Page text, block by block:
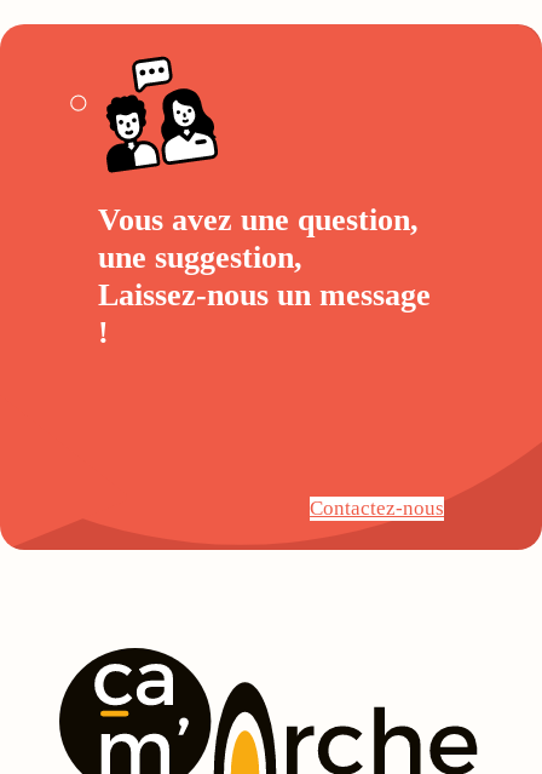
Vous avez une question,
une suggestion,
Laissez-nous un message
!
Contactez-nous